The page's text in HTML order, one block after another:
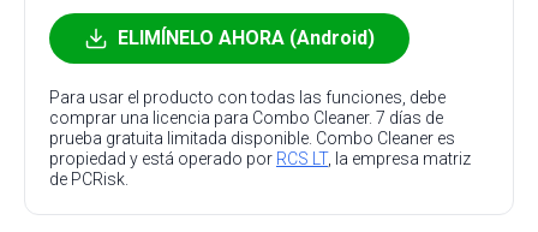
ELIMÍNELO AHORA (Android)
Para usar el producto con todas las funciones, debe
comprar una licencia para Combo Cleaner. 7 días de
prueba gratuita limitada disponible. Combo Cleaner es
propiedad y está operado por RCS LT, la empresa matriz
de PCRisk.